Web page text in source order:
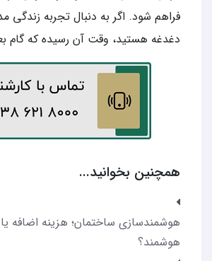
فراهم شود. اگر به دنبال تجربه زندگی
دغدغه هستید، وقت آن رسیده که گام
همچنین بخوانید...
هوشمندسازی ساختمان؛ هزینه اضافه
هوشمند؟